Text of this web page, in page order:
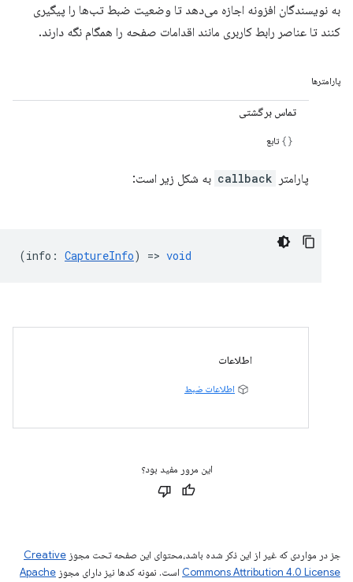
به نویسندگان افزونه اجازه می‌دهد تا وضعیت ضبط تب‌ها را پیگیری
کنند تا عناصر رابط کاربری مانند اقدامات صفحه را همگام نگه دارند.
پارامترها
تماس برگشتی
تابع
پارامتر callback به شکل زیر است:
(info : CaptureInfo) => void
اطلاعات
اطلاعات ضبط
این مرور مفید بود؟
جز در مواردی که غیر از این ذکر شده باشد،‌محتوای این صفحه تحت مجوز Creative
Commons Attribution 4.0 License است. نمونه کدها نیز دارای مجوز Apache